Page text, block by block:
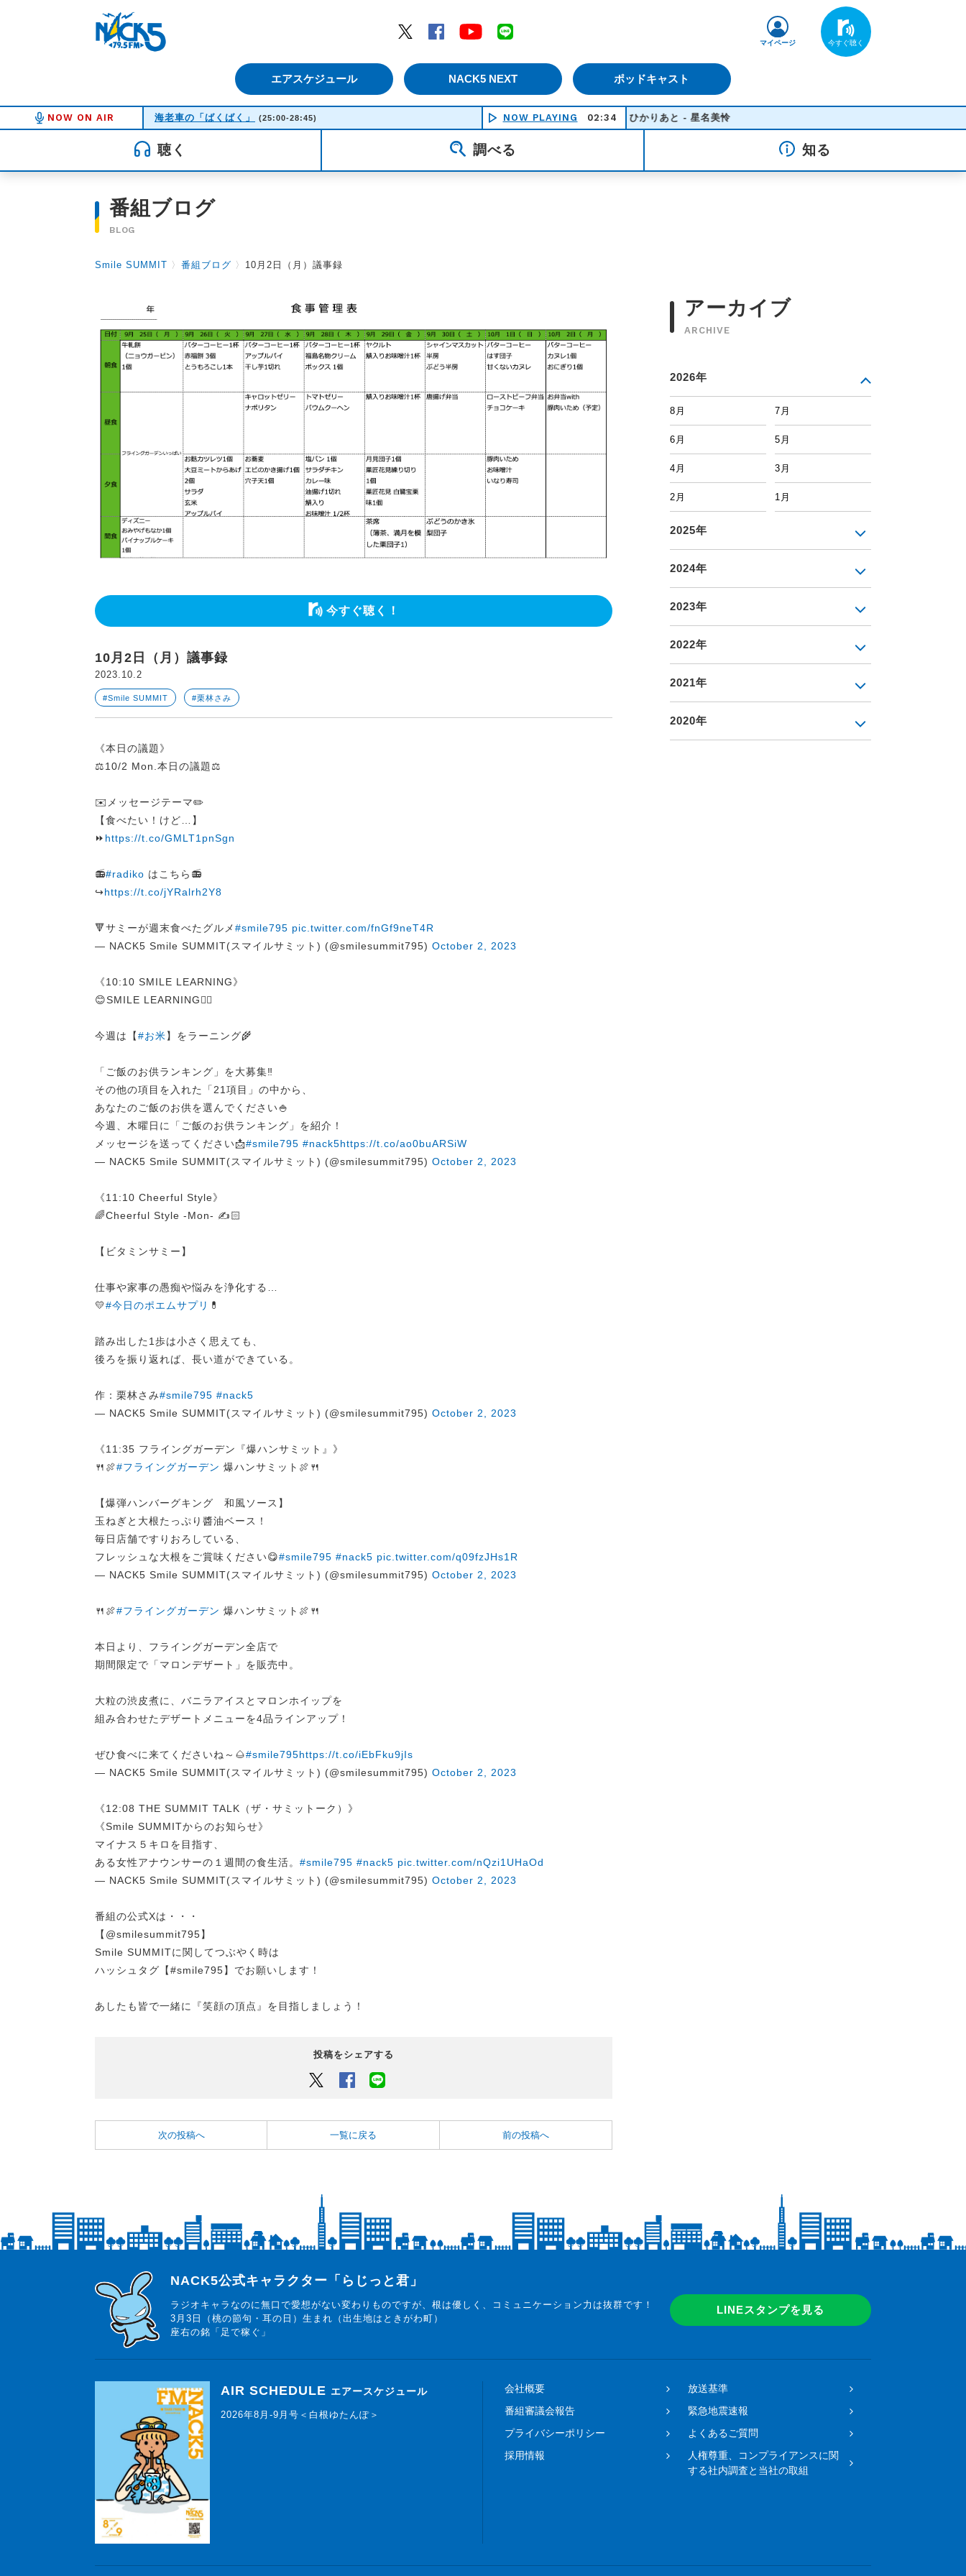
Twitter
Facebook YouTube
エアスケジュール NACK5 NEXT ポッドキャスト
マイページ
NOW ON AIR 海老車の「ばくばく」 (25:00-28:45) NOW PLAYING 02:34
ひかりあと - 星名美怜
聴く 調べる 知る
番組ブログ
BLOG
Smile SUMMIT 〉 番組ブログ 〉 10月2日（月）議事録
今すぐ聴く！
10月2日（月）議事録
2023.10.2
#Smile SUMMIT #栗林さみ
《本日の議題》
⚖️10/2 Mon.本日の議題⚖️
✉️メッセージテーマ✏️
【食べたい！けど…】
⏩ https://t.co/GMLT1pnSgn
📻#radiko はこちら📻
↪︎https://t.co/jYRalrh2Y8
🔻サミーが週末食べたグルメ#smile795 pic.twitter.com/fnGf9neT4R
— NACK5 Smile SUMMIT(スマイルサミット) (@smilesummit795) October 2, 2023
《10:10 SMILE LEARNING》
😊SMILE LEARNING✍🏻
今週は【#お米】をラーニング🌾
「ご飯のお供ランキング」を大募集‼
その他の項目を入れた「21項目」の中から、
あなたのご飯のお供を選んでください🍚
今週、木曜日に「ご飯のお供ランキング」を紹介！
メッセージを送ってください📩#smile795 #nack5https://t.co/ao0buARSiW
— NACK5 Smile SUMMIT(スマイルサミット) (@smilesummit795) October 2, 2023
《11:10 Cheerful Style》
🌈Cheerful Style -Mon- ✍️🏻
【ビタミンサミー】
仕事や家事の愚痴や悩みを浄化する…
💛#今日のポエムサプリ 💊
踏み出した1歩は小さく思えても、
後ろを振り返れば、長い道ができている。
作：栗林さみ#smile795 #nack5
— NACK5 Smile SUMMIT(スマイルサミット) (@smilesummit795) October 2, 2023
《11:35 フライングガーデン『爆ハンサミット』》
🍴🍖#フライングガーデン 爆ハンサミット🍖🍴
【爆弾ハンバーグキング 和風ソース】
玉ねぎと大根たっぷり醬油ベース！
毎日店舗ですりおろしている、
フレッシュな大根をご賞味ください😋#smile795 #nack5 pic.twitter.com/q09fzJHs1R
— NACK5 Smile SUMMIT(スマイルサミット) (@smilesummit795) October 2, 2023
🍴🍖#フライングガーデン 爆ハンサミット🍖🍴
本日より、フライングガーデン全店で
期間限定で「マロンデザート」を販売中。
大粒の渋皮煮に、バニラアイスとマロンホイップを
組み合わせたデザートメニューを4品ラインアップ！
ぜひ食べに来てくださいね～🌰#smile795https://t.co/iEbFku9jIs
— NACK5 Smile SUMMIT(スマイルサミット) (@smilesummit795) October 2, 2023
《12:08 THE SUMMIT TALK（ザ・サミットーク）》
《Smile SUMMITからのお知らせ》
マイナス５キロを目指す、
ある女性アナウンサーの１週間の食生活。 #smile795 #nack5 pic.twitter.com/nQzi1UHaOd
— NACK5 Smile SUMMIT(スマイルサミット) (@smilesummit795) October 2, 2023
番組の公式Xは・・・
【@smilesummit795】
Smile SUMMITに関してつぶやく時は
ハッシュタグ【#smile795】でお願いします！
あしたも皆で一緒に『笑顔の頂点』を目指しましょう！
投稿をシェアする
Twitter Facebook
次の投稿へ 一覧に戻る 前の投稿へ
アーカイブ
ARCHIVE
2026年
8月 7月
6月 5月
4月 3月
2月 1月
2025年
2024年
2023年
2022年
2021年
2020年
らじっと君
NACK5公式キャラクター「らじっと君」
ラジオキャラなのに無口で愛想がない変わりものですが、根は優しく、コミュニケーション力は抜群です！
3月3日（桃の節句・耳の日）生まれ（出生地はときがわ町）
座右の銘「足で稼ぐ」
LINEスタンプを見る
AIR SCHEDULE エアースケジュール
2026年8月-9月号＜白根ゆたんぽ＞
会社概要
放送基準
番組審議会報告
緊急地震速報
プライバシーポリシー
よくあるご質問
採用情報
人権尊重、コンプライアンスに関
する社内調査と当社の取組